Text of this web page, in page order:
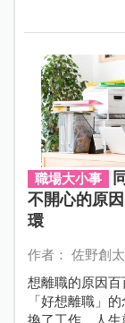
職場大小事
不開心的原
環
作者： 佐野創太
想離職的原因
「好想離職」